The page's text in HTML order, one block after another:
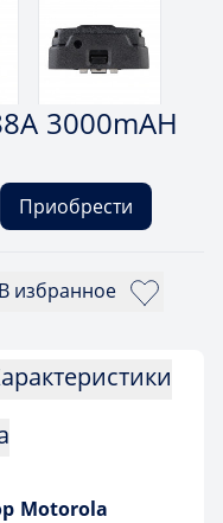
3000mAH
Приобрести
В избранное
Motorola